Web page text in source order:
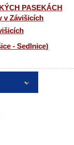
PASEKÁCH
v Závišicích
- Sedlnice)